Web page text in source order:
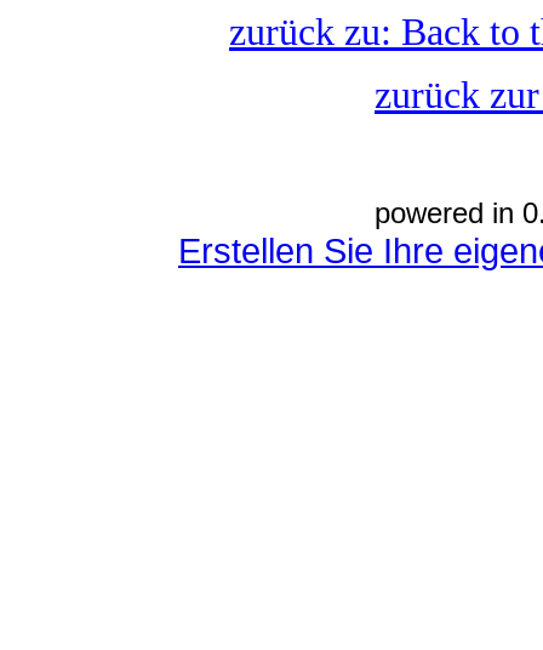
zurück zu: Back to
zurück
powered in
Erstellen Sie Ihre